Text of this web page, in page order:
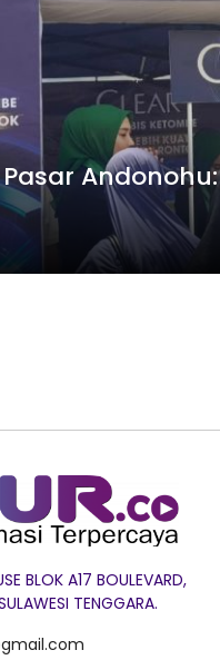
BLOK A17 BOULEVARD,
TENGGARA.